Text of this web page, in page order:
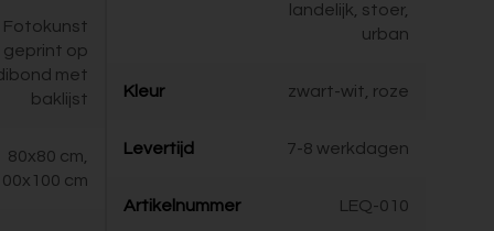
Fotokunst
geprint op
met
baklijst
80x80 cm,
cm
landelijk, stoer,
urban
Kleur zwart-wit, roze
Levertijd 7-8 werkdagen
Artikelnummer LEQ-010